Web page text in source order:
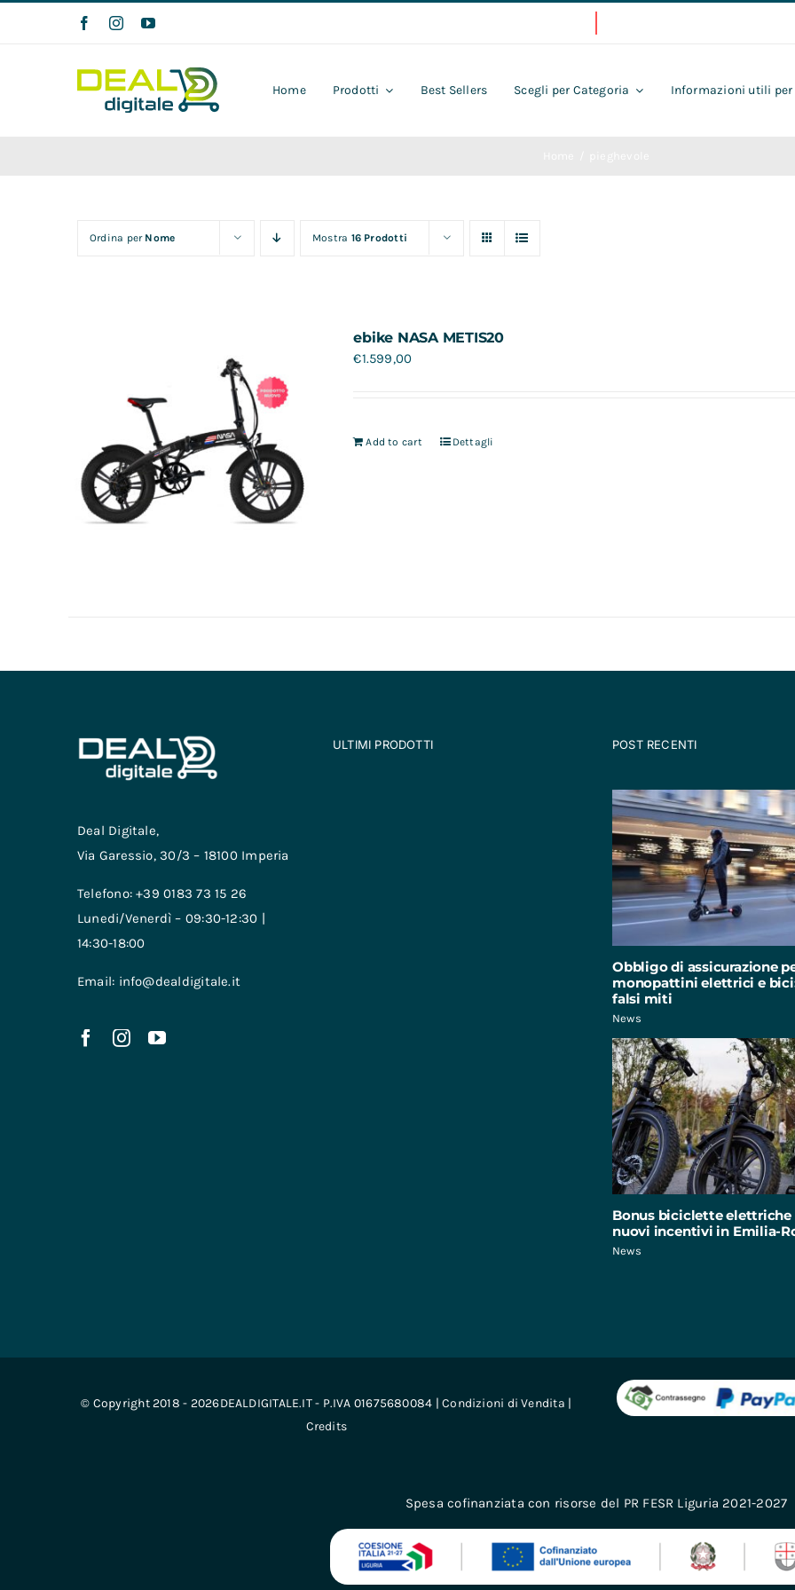
Home Prodotti Best Sellers Scegli per Categoria Informazioni utili per
Ordina per Nome Mostra 16 Prodotti
ebike NASA METIS20
€1.599,00
Add to cart Dettagli
Deal Digitale,
Via Garessio, 30/3 – 18100 Imperia
Telefono: +39 0183 73 15 26
Lunedi/Venerdì – 09:30-12:30 |
14:30-18:00
Email: info@dealdigitale.it
ULTIMI PRODOTTI POST RECENTI
Obbligo di assicurazione
monopattini elettrici e
falsi miti
News
Bonus biciclette elettriche
nuovi incentivi in Emilia-
News
© Copyright 2018 - 2026DEALDIGITALE.IT - P.IVA 01675680084 |Condizioni di Vendita |
Credits
Spesa cofinanziata con risorse del PR FESR Liguria 2021-2027